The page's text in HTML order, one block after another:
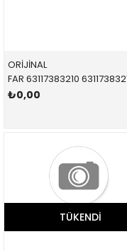
ORİJİNAL
₺0,00
TÜKENDI